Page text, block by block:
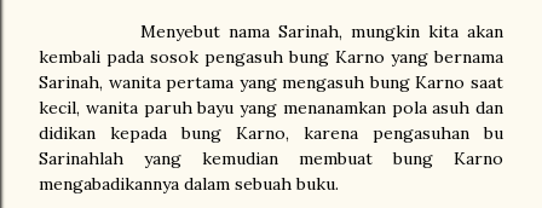
Menyebut nama Sarinah, mungkin kita akan
kembali pada sosok pengasuh bung Karno yang bernama
Sarinah, wanita pertama yang mengasuh bung Karno saat
kecil, wanita paruh bayu yang menanamkan pola asuh dan
didikan kepada bung Karno, karena pengasuhan bu
Sarinahlah yang kemudian membuat bung Karno
mengabadikannya dalam sebuah buku.